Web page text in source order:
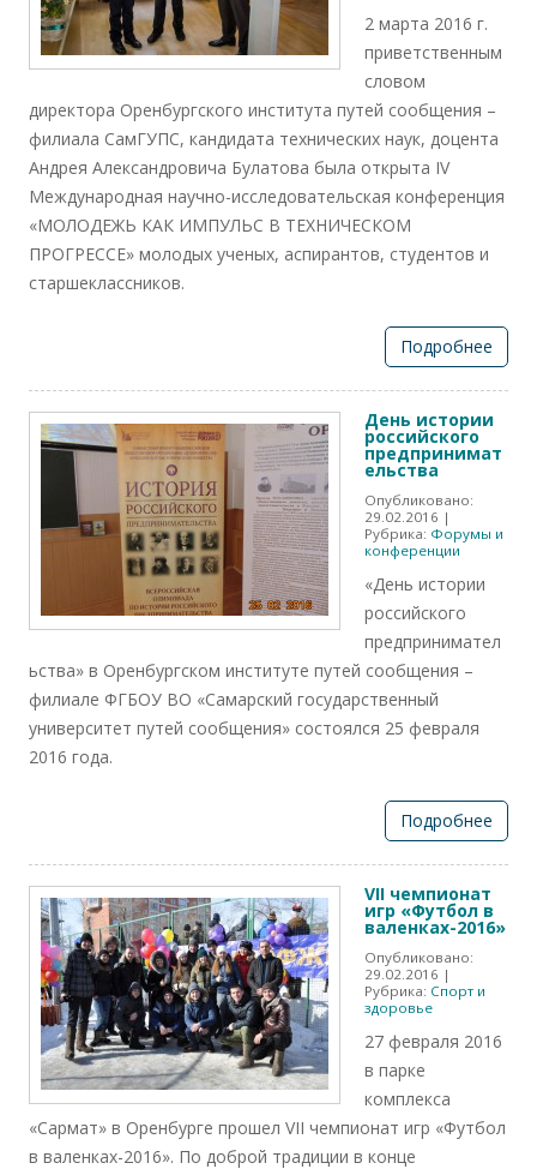
2 марта 2016 г.
приветственным
словом
директора Оренбургского института путей сообщения –
филиала СамГУПС, кандидата технических наук, доцента
Андрея Александровича Булатова была открыта IV
Международная научно-исследовательская конференция
«МОЛОДЕЖЬ КАК ИМПУЛЬС В ТЕХНИЧЕСКОМ
ПРОГРЕССЕ» молодых ученых, аспирантов, студентов и
старшеклассников.
Подробнее
День истории
российского
предпринимат
ельства
Опубликовано:
29.02.2016 |
Рубрика: Форумы и
конференции
«День истории
российского
предпринимател
ьства» в Оренбургском институте путей сообщения –
филиале ФГБОУ ВО «Самарский государственный
университет путей сообщения» состоялся 25 февраля
2016 года.
Подробнее
VII чемпионат
игр «Футбол в
валенках-2016»
Опубликовано:
29.02.2016 |
Рубрика: Спорт и
здоровье
27 февраля 2016
в парке
комплекса
«Сармат» в Оренбурге прошел VII чемпионат игр «Футбол
в валенках-2016». По доброй традиции в конце